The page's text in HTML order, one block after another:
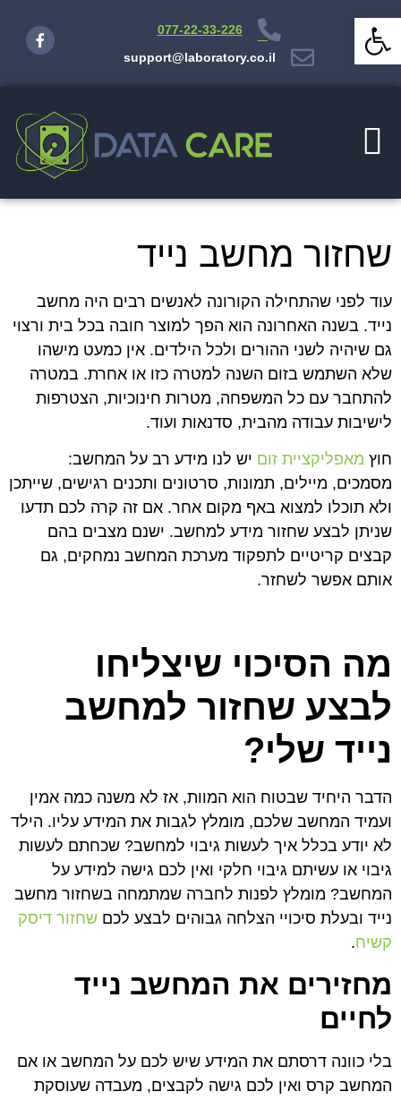
פתח סרגל נגישות
077-22-33-226
support@laboratory.co.il
שחזור מחשב נייד
עוד לפני שהתחילה הקורונה לאנשים רבים היה מחשב
נייד. בשנה האחרונה הוא הפך למוצר חובה בכל בית ורצוי
גם שיהיה לשני ההורים ולכל הילדים. אין כמעט מישהו
שלא השתמש בזום השנה למטרה כזו או אחרת. במטרה
להתחבר עם כל המשפחה, מטרות חינוכיות, הצטרפות
לישיבות עבודה מהבית, סדנאות ועוד.
חוץ מאפליקציית זום יש לנו מידע רב על המחשב:
מסמכים, מיילים, תמונות, סרטונים ותכנים רגישים, שייתכן
ולא תוכלו למצוא באף מקום אחר. אם זה קרה לכם תדעו
שניתן לבצע שחזור מידע למחשב. ישנם מצבים בהם
קבצים קריטיים לתפקוד מערכת המחשב נמחקים, גם
אותם אפשר לשחזר.
מה הסיכוי שיצליחו
לבצע שחזור למחשב
נייד שלי?
הדבר היחיד שבטוח הוא המוות, אז לא משנה כמה אמין
ועמיד המחשב שלכם, מומלץ לגבות את המידע עליו. הילד
לא יודע בכלל איך לעשות גיבוי למחשב? שכחתם לעשות
גיבוי או עשיתם גיבוי חלקי ואין לכם גישה למידע על
המחשב? מומלץ לפנות לחברה שמתמחה בשחזור מחשב
נייד ובעלת סיכויי הצלחה גבוהים לבצע לכם שחזור דיסק
קשיח.
מחזירים את המחשב נייד
לחיים
בלי כוונה דרסתם את המידע שיש לכם על המחשב או אם
המחשב קרס ואין לכם גישה לקבצים, מעבדה שעוסקת